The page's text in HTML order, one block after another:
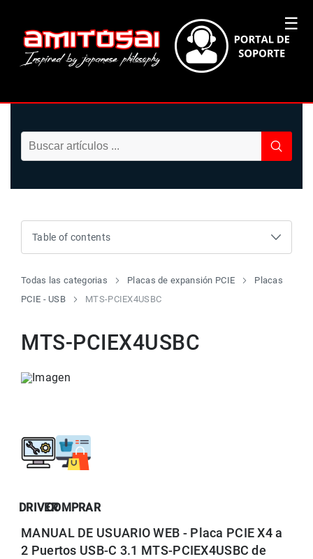
☰
Todas las categorias Placas de expansión PCIE
Placas
PCIE - USB
MTS-PCIEX4USBC
MTS-PCIEX4USBC
DRIVERCOMPRAR
MANUAL DE USUARIO WEB - Placa PCIE X4 a
2 Puertos USB-C 3.1 MTS-PCIEX4USBC de
Table of contents